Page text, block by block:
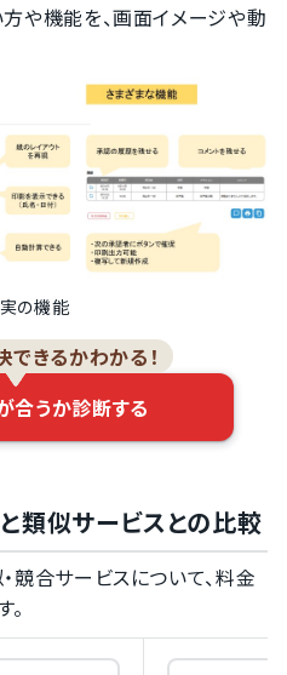
や機能を、画面イメージや動
の機能
きるかわかる！
合うか診断する
類似サービスとの比較
競合サービスについて、料金